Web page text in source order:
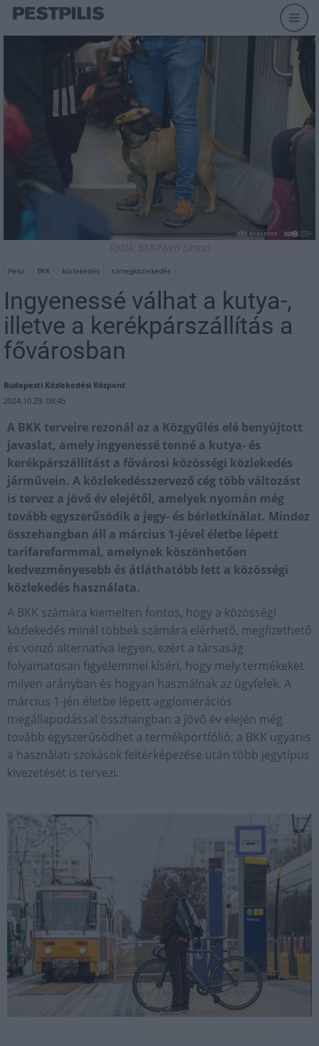
Fotók: BKK/Nyirő Simon
Helyi BKK közlekedés tömegközlekedés
Ingyenessé válhat a kutya-,
illetve a kerékpárszállítás a
fővárosban
Budapesti Közlekedési Központ
2024.10.29. 09:45
A BKK terveire rezonál az a Közgyűlés elé benyújtott
javaslat, amely ingyenessé tenné a kutya- és
kerékpárszállítást a fővárosi közösségi közlekedés
járművein. A közlekedésszervező cég több változást
is tervez a jövő év elejétől, amelyek nyomán még
tovább egyszerűsödik a jegy- és bérletkínálat. Mindez
összehangban áll a március 1-jével életbe lépett
tarifareformmal, amelynek köszönhetően
kedvezményesebb és átláthatóbb lett a közösségi
közlekedés használata.
A BKK számára kiemelten fontos, hogy a közösségi
közlekedés minél többek számára elérhető, megfizethető
és vonzó alternatíva legyen, ezért a társaság
folyamatosan figyelemmel kíséri, hogy mely termékeket
milyen arányban és hogyan használnak az ügyfelek. A
március 1-jén életbe lépett agglomerációs
megállapodással összhangban a jövő év elején még
tovább egyszerűsödhet a termékportfólió, a BKK ugyanis
a használati szokások feltérképezése után több jegytípus
kivezetését is tervezi.